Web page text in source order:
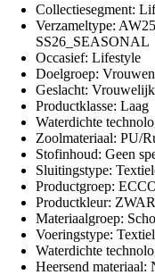
Collectiesegment:
Verzameltype:
SS26_SEASONAL
Occasief: Lifestyle
Doelgroep: Vrouwen
Geslacht: Vrouwelijk
Productklasse: Laag
Waterdichte
Zoolmateriaal: PU/
Stofinhoud: Geen
Sluitingstype:
Productgroep:
Productkleur:
Materiaalgroep:
Voeringstype:
Waterdichte
Heersend materiaal: